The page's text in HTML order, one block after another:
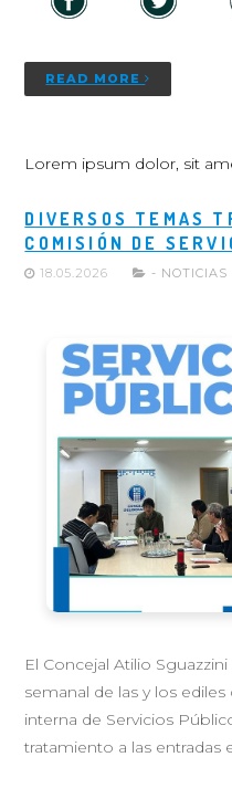
READ MORE
Lorem ipsum dolor, sit
DIVERSOS TEMAS
COMISIÓN DE
18.05.2026 - NOTICIAS
El Concejal Atilio
semanal de las y los
interna de Servicios
tratamiento a las entradas